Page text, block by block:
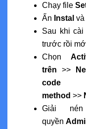
Chạy file
Ấn Instal và
Sau khi cài
trước rồi
Chọn
trên >>
code
method >>
Giải
quyền